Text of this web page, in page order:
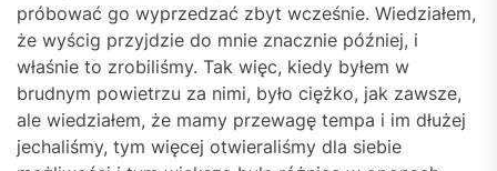
próbować go wyprzedzać zbyt wcześnie. Wiedziałem,
że wyścig przyjdzie do mnie znacznie później, i
właśnie to zrobiliśmy. Tak więc, kiedy byłem w
brudnym powietrzu za nimi, było ciężko, jak zawsze,
ale wiedziałem, że mamy przewagę tempa i im dłużej
jechaliśmy, tym więcej otwieraliśmy dla siebie